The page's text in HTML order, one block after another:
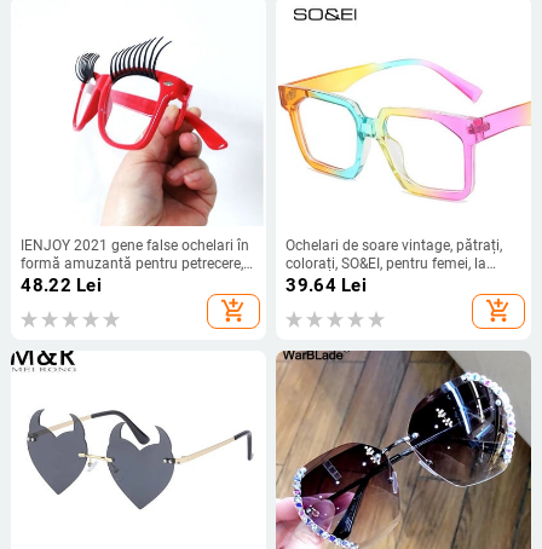
IENJOY 2021 gene false ochelari în
formă amuzantă pentru petrecere,
petrecere personalizată, machiaj,
fotografie, ochelari decorativi
48.22 Lei
add_shopping_cart
Ochelari de soare vintage, pătrați,
colorați, SO&EI, pentru femei, la
modă, cu lentile oceanice, UV400,
39.64Lei
add_shopping_cart